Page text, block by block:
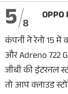
5 8
कंपनी ने रेनो 15 में
और Adreno 722
जीबी की इंटरनल
तो आप क्लाउड